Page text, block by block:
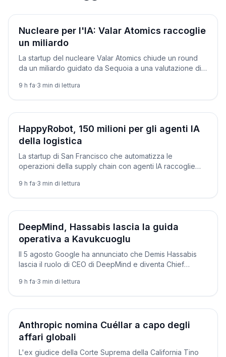
Aziende
Nucleare per l'IA: Valar Atomics raccoglie
un miliardo
La startup del nucleare Valar Atomics chiude un round
da un miliardo guidato da Sequoia a una valutazione di
9 h fa·3 min di lettura
Aziende
HappyRobot, 150 milioni per gli agenti IA
della logistica
La startup di San Francisco che automatizza le
operazioni della supply chain con agenti IA raccoglie
9 h fa·3 min di lettura
Aziende
DeepMind, Hassabis lascia la guida
operativa a Kavukcuoglu
Il 5 agosto Google ha annunciato che Demis Hassabis
lascia il ruolo di CEO di DeepMind e diventa Chief
9 h fa·3 min di lettura
Aziende
Anthropic nomina Cuéllar a capo degli
affari globali
L'ex giudice della Corte Suprema della California Tino